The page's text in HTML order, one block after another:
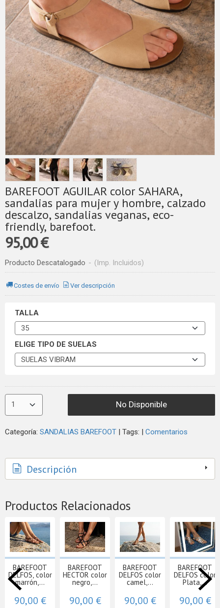
BAREFOOT AGUILAR color SAHARA,
sandalias para mujer y hombre, calzado
descalzo, sandalias veganas, eco-
friendly, barefoot.
95,00 €
Producto Descatalogado - (Imp. Incluidos)
Costes de envío Ver descripción
TALLA
ELIGE TIPO DE SUELAS
No Disponible
Categoría: SANDALIAS BAREFOOT | Tags: | Comentarios
Descripción
Productos Relacionados
BAREFOOT
DELFOS, color
marrón,...
90,00 €
BAREFOOT
HECTOR color
negro,...
90,00 €
BAREFOOT
DELFOS color
camel,...
90,00 €
BAREFOOT
DELFOS color
Plata,...
90,00 €